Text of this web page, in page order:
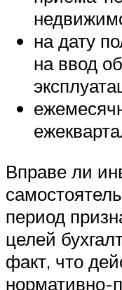
на дату
на ввод
Вправе ли
период
целей
факт, что
нормативно-